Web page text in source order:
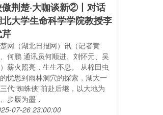
荆楚·大咖谈新②丨对话
大学生命科学学院教授李
网（湖北日报网）讯（记者黄
何鹏 通讯员何顺进、刘怀元、吴
薪火照亮，生生不息。 从棉田虫
忧思到雨林洞穴的探索，湖大一
代“蜘蛛侠”前赴后继，以大地为
步履为墨，
07-26 23:00:00